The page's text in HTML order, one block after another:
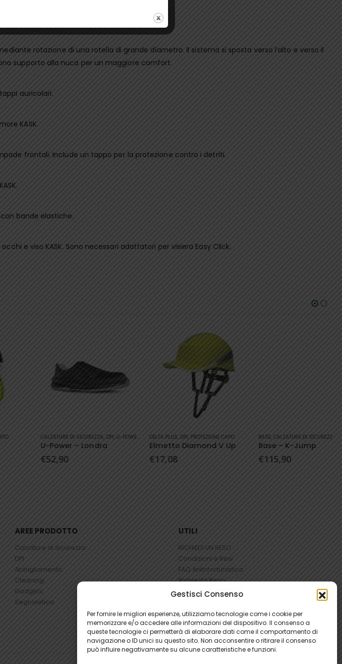
Gestisci Consenso
Per fornire le migliori esperienze, utilizziamo tecnologie come i cookie per
memorizzare e/o accedere alle informazioni del dispositivo. Il consenso a
queste tecnologie ci permetterà di elaborare dati come il comportamento di
navigazione o ID unici su questo sito. Non acconsentire o ritirare il consenso
può influire negativamente su alcune caratteristiche e funzioni.
traspirabilità e un ulteriore comfort.
rotazione di una rotella di grande diametro. Il sistema si sposta verso l’alto e verso il
supporto alla nuca per un maggiore comfort.
auricolari.
KASK.
frontali. Include un tappo per la protezione contro i detriti.
bande elastiche.
e viso KASK. Sono necessari adattatori per visiera Easy Click.
CALZATURE DI SICUREZZA,DPI,U-POWER
U-Power – Londra
52,90
DELTA PLUS,DPI PROTEZIONE CAPO
Elmetto Diamond V Up
17,08
BASE CALZATURE DI SICUREZZA,DPI
Base – K-Jump
115,90
AREE PRODOTTO
Calzature di Sicurezza
DPI
Abbigliamento
Cleaning
Gadgets
Segnaletica
UTILI
RICHIEDI UN RESO
Condizioni e Resi
FAQ Antinfortunistica
Richiesta Reso
CookieePrivacy